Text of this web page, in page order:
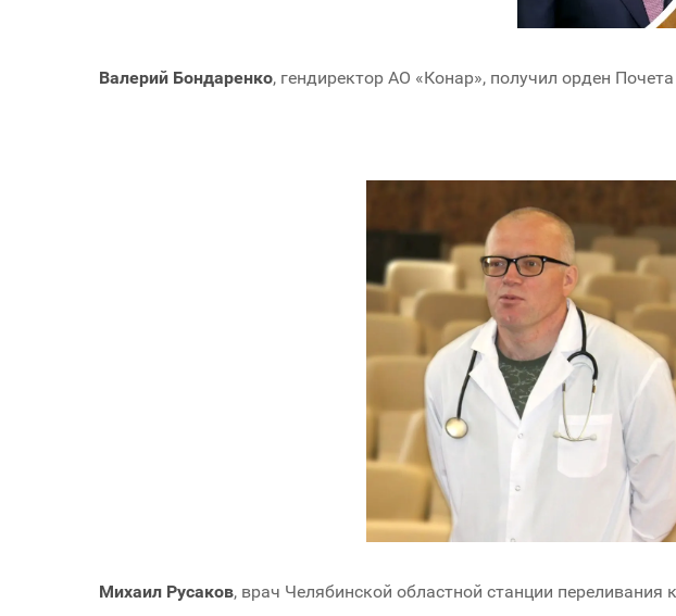
Валерий Бондаренко, гендиректор АО «Конар», получил орден
Михаил Русаков, врач Челябинской областной станции